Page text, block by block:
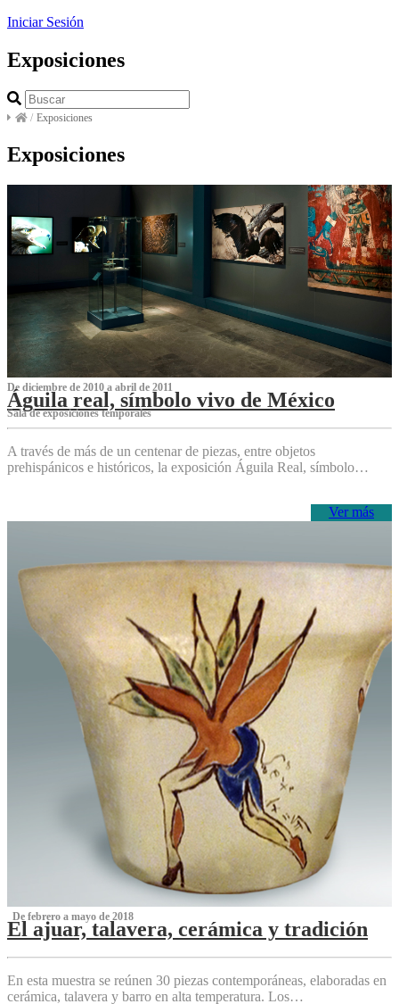
Iniciar Sesión
Exposiciones
/ Exposiciones
Exposiciones
De diciembre de 2010 a abril de 2011
Águila real, símbolo vivo de México
Sala de exposiciones temporales
A través de más de un centenar de piezas, entre objetos
prehispánicos e históricos, la exposición Águila Real, símbolo…
Ver más
‌ De febrero a mayo de 2018
El ajuar, talavera, cerámica y tradición
‌
En esta muestra se reúnen 30 piezas contemporáneas, elaboradas en
cerámica, talavera y barro en alta temperatura. Los…